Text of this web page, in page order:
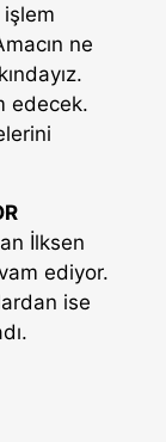
işlem
ne
edecek.
İlksen
ediyor.
ise